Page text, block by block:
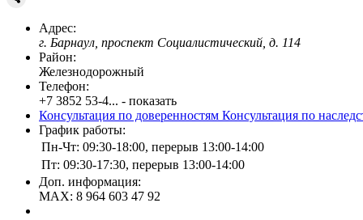
Адрес:
г. Барнаул, проспект Социалистический, д. 114
Район:
Железнодорожный
Телефон:
+7 3852 53-4... - показать
Консультация по доверенностям Консультация по
График работы:
Пн-Чт: 09:30-18:00, перерыв 13:00-14:00
Пт: 09:30-17:30, перерыв 13:00-14:00
Доп. информация:
MAX: 8 964 603 47 92